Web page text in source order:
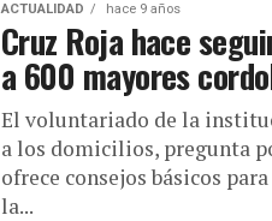
ACTUALIDAD hace 9 años
Cruz Roja hace
a 600 mayores
El voluntariado de la
a los domicilios, pregunta
ofrece consejos básicos
la...